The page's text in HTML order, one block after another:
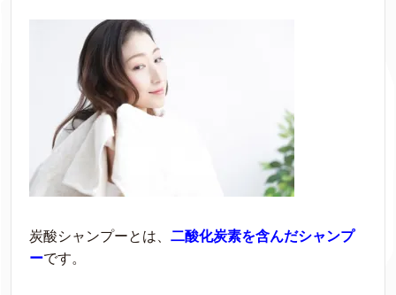
炭酸シャンプーとは、 二酸化炭素を含んだシャンプ
ーです。